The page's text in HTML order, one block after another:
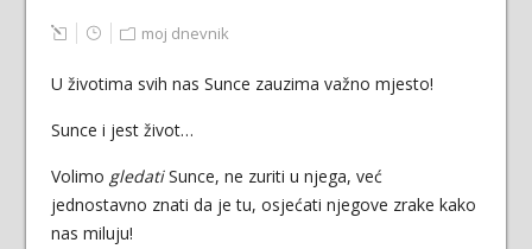
moj dnevnik
U životima svih nas Sunce zauzima važno mjesto!
Sunce i jest život…
Volimo gledatiSunce, ne zuriti u njega, već
jednostavno znati da je tu, osjećati njegove zrake kako
nas miluju!